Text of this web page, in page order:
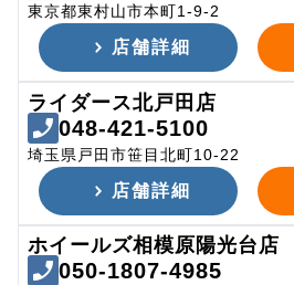
東京都東村山市本町1-9-2
店舗詳細
ライダース北戸田店
048-421-5100
埼玉県戸田市笹目北町10-22
店舗詳細
ホイールズ相模原陽光台店
050-1807-4985